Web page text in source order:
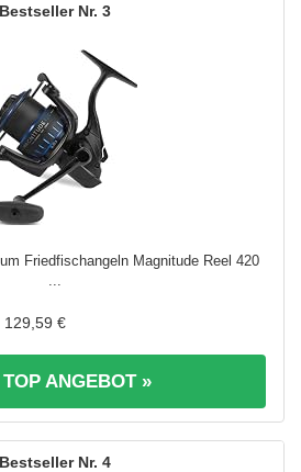
3
Friedfischangeln Magnitude Reel 420
129,59 €
ANGEBOT »
4